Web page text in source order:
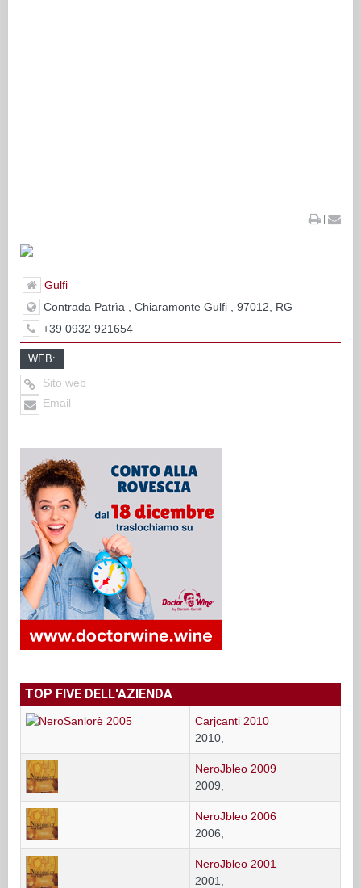
|
Gulfi
Contrada Patrìa , Chiaramonte Gulfi , 97012, RG
+39 0932 921654
WEB:
Sito web
Email
TOP FIVE DELL'AZIENDA
Carjcanti 2010
2010,
NeroJbleo 2009
2009,
NeroJbleo 2006
2006,
NeroJbleo 2001
2001,